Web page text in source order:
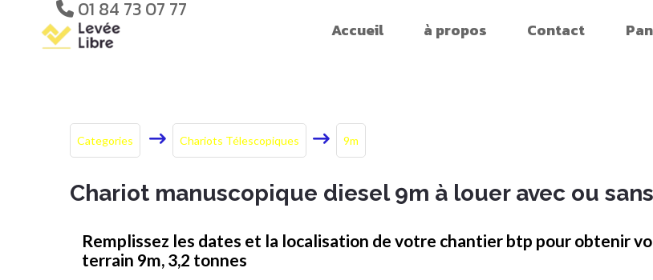
01 84 73 07 77
Accueil à propos Contact
Categories Chariots Télescopiques 9m
Chariot manuscopique diesel 9m à louer avec ou
Remplissez les dates et la localisation de votre chantier btp pour obtenir
terrain 9m, 3,2 tonnes